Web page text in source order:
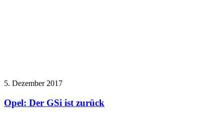
5. Dezember 2017
Opel: Der GSi ist zurück